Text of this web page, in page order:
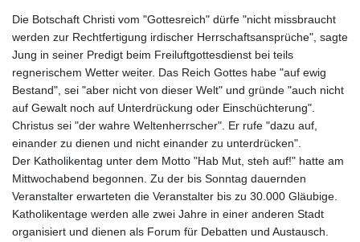
Die Botschaft Christi vom "Gottesreich" dürfe "nicht missbraucht
werden zur Rechtfertigung irdischer Herrschaftsansprüche", sagte
Jung in seiner Predigt beim Freiluftgottesdienst bei teils
regnerischem Wetter weiter. Das Reich Gottes habe "auf ewig
Bestand", sei "aber nicht von dieser Welt" und gründe "auch nicht
auf Gewalt noch auf Unterdrückung oder Einschüchterung".
Christus sei "der wahre Weltenherrscher". Er rufe "dazu auf,
einander zu dienen und nicht einander zu unterdrücken".
Der Katholikentag unter dem Motto "Hab Mut, steh auf!" hatte am
Mittwochabend begonnen. Zu der bis Sonntag dauernden
Veranstalter erwarteten die Veranstalter bis zu 30.000 Gläubige.
Katholikentage werden alle zwei Jahre in einer anderen Stadt
organisiert und dienen als Forum für Debatten und Austausch.